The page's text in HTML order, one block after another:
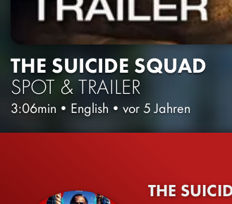
THE SUICIDE SQUAD
SPOT & TRAILER
3:06min • English • vor 5 Jahren
THE